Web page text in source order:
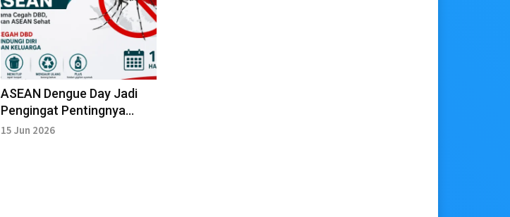
ASEAN Dengue Day Jadi
Pengingat Pentingnya
Pencegahan DBD
15 Jun 2026